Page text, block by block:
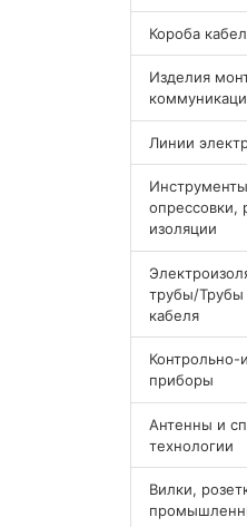
Короба
Изделия
Линии
опрессовки,
изоляции
трубы/Трубы
кабеля
Контрольно-
приборы
Антенны и
технологии
Вилки,